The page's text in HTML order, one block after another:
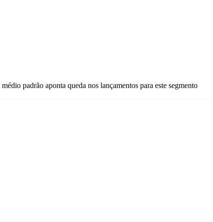
padrão aponta queda nos lançamentos para este segmento